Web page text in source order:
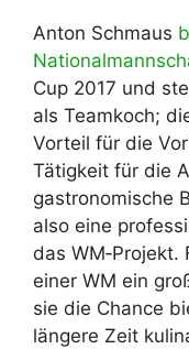
Anton Schmaus
Cup 2017 und
als Teamkoch;
Vorteil für die
Tätigkeit für die
gastronomische
also eine
das
einer WM ein
sie die Chance
längere Zeit